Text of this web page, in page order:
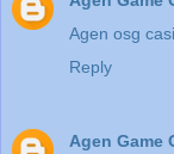
Agen osg
Reply
Agen Game